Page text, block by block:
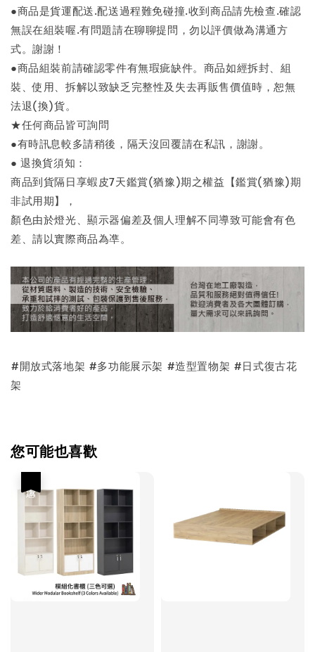
●商品是貨運配送.配送過程難免碰撞.收到商品請先檢查.確認
無誤在組裝喔.有問題請在聊聊提問，勿以評價做為溝通方
式。謝謝！
●商品組裝前請確認零件有無瑕疵缺件。商品如經拆封、組
裝、使用、拆解以致缺乏完整性及失去再販售價值時，恕無
法退(換)貨。
★任何商品皆可詢問
●有時訊息較多請稍後，隔天沒回覆請在私訊，謝謝。
● 退換貨須知：
商品到貨隔日享蝦皮7天鑑賞(猶豫)期之權益【鑑賞(猶豫)期
非試用期】，
顏色由於燈光、顯示器偏差及個人理解不同導致可能會有色
差、請以實際商品為凖。
#開放式落地架 #多功能展示架 #造型置物架 #日式復古花
架
您可能也喜歡